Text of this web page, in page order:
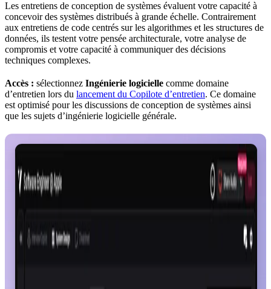
Les entretiens de conception de systèmes évaluent votre capacité à
concevoir des systèmes distribués à grande échelle. Contrairement
aux entretiens de code centrés sur les algorithmes et les structures de
données, ils testent votre pensée architecturale, votre analyse de
compromis et votre capacité à communiquer des décisions
techniques complexes.
Accès : sélectionnez Ingénierie logicielle comme domaine
d’entretien lors du lancement du Copilote d’entretien. Ce domaine
est optimisé pour les discussions de conception de systèmes ainsi
que les sujets d’ingénierie logicielle générale.